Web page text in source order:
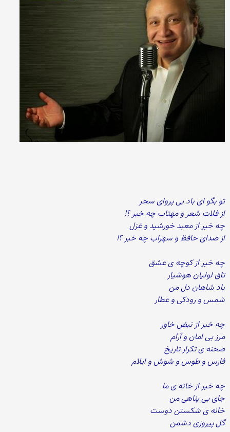
تو بگو ای باد بی پروای سحر
از فلات شعر و مهتاب چه خبر ؟!
چه خبر از معبد خورشید و غزل
از صدای حافظ و سهراب چه خبر ؟!
چه خبر از کوچه ی عشق
تاق لولیان هوشیار
باد شاهان دل من
شمس و رودکی و عطار
چه خبر از نبض خاور
مرز بی امان و آرام
صحنه ی تکرار تاریخ
فارس و طوس و شوش و ایلام
چه خبر از خانه ی ما
جای بی پناهی من
خانه ی شکستن دوست
گل پیروزی دشمن